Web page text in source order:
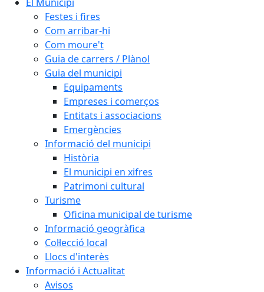
Festes i fires
Com arribar-hi
Com moure't
Guia de carrers / Plànol
Guia del municipi
Equipaments
Empreses i comerços
Entitats i associacions
Emergències
Informació del municipi
Història
El municipi en xifres
Patrimoni cultural
Turisme
Oficina municipal de turisme
Informació geogràfica
Col·lecció local
Llocs d'interès
Informació i Actualitat
Avisos